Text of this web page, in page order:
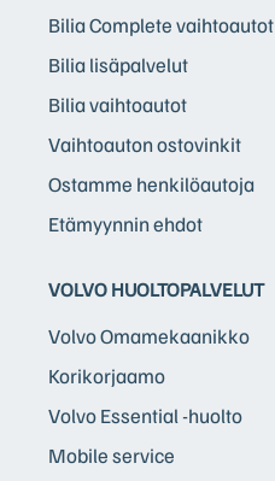
Bilia Complete vaihtoautot
Bilia lisäpalvelut
Bilia vaihtoautot
Vaihtoauton ostovinkit
Ostamme henkilöautoja
Etämyynnin ehdot
VOLVO HUOLTOPALVELUT
Volvo Omamekaanikko
Korikorjaamo
Volvo Essential -huolto
Mobile service